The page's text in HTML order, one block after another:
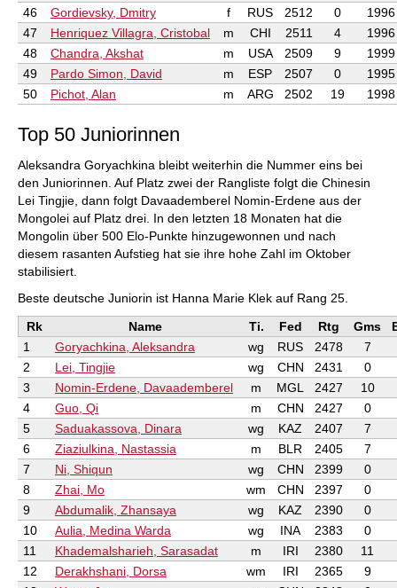
46
Gordievsky, Dmitry f RUS 2512 0
1996
47
Henriquez Villagra, Cristobal m CHI 2511 4
1996
48
Chandra, Akshat m USA 2509 9
1999
49
Pardo Simon, David m ESP 2507 0
1995
50
Pichot, Alan m ARG 2502 19 1998
Top 50 Juniorinnen
Aleksandra Goryachkina bleibt weiterhin die Nummer eins bei
den Juniorinnen. Auf Platz zwei der Rangliste folgt die Chinesin
Lei Tingjie, dann folgt Davaademberel Nomin-Erdene aus der
Mongolei auf Platz drei. In den letzten 18 Monaten hat die
Mongolin über 500 Elo-Punkte hinzugewonnen und nach
diesem rasanten Aufstieg hat sie ihre hohe Zahl im Oktober
stabilisiert.
Beste deutsche Juniorin ist Hanna Marie Klek auf Rang 25.
Rk
Name Ti. Fed Rtg Gms
1
Goryachkina, Aleksandra wg RUS 2478
7
2
Lei, Tingjie wg CHN 2431
0
3
Nomin-Erdene, Davaademberel m MGL 2427
10
4
Guo, Qi m CHN 2427
0
5
Saduakassova, Dinara wg KAZ 2407
7
6
Ziaziulkina, Nastassia m BLR 2405
7
7
Ni, Shiqun wg CHN 2399
0
8
Zhai, Mo wm CHN 2397
0
9
Abdumalik, Zhansaya wg KAZ 2390
0
10
Aulia, Medina Warda wg INA 2383
0
11
Khademalsharieh, Sarasadat m IRI 2380
11
12
Derakhshani, Dorsa wm IRI 2365
9